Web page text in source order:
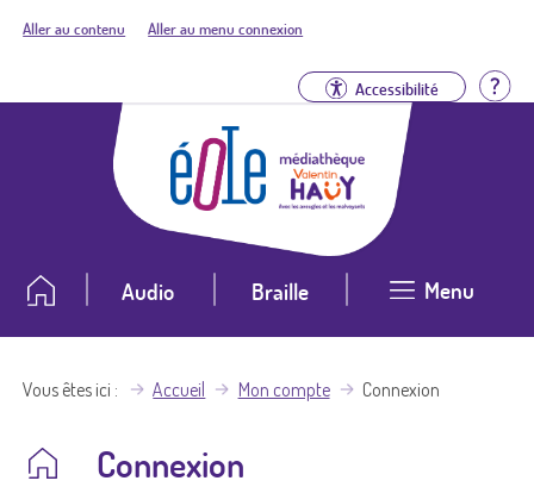
Aller au contenu Aller au menu connexion
Accessibilité
Audio Braille Menu
Vous êtes ici Accueil Mon compte Connexion
Connexion